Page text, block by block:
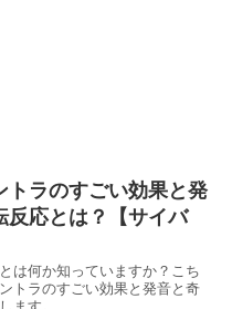
トラのすごい効果と発
反応とは？【サイバ
は何か知っていますか？こち
トラのすごい効果と発音と奇